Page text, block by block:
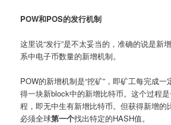
POW和POS的发行机制
这里说“发行”是不太妥当的，准确的说是新
系中电子币数量的新增机制。
POW的新增机制是“挖矿”，即矿工每完成
得一块新block中的新增比特币。这个过程
程，即无中生有新增比特币。但获得新增的
必须全球第一个找出特定的HASH值。